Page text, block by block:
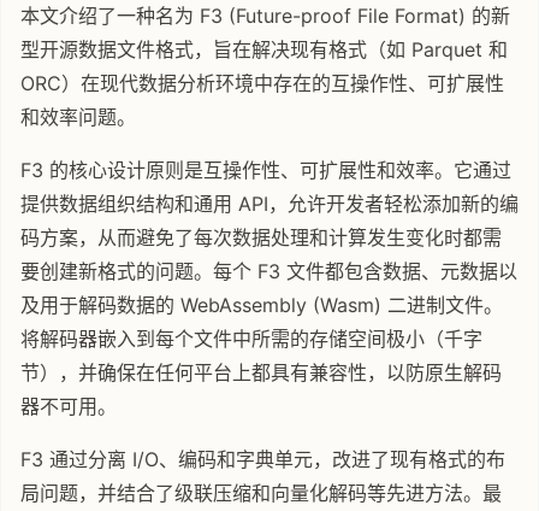
本文介绍了一种名为 F3 (Future-proof File Format) 的新
型开源数据文件格式，旨在解决现有格式（如 Parquet 和
ORC）在现代数据分析环境中存在的互操作性、可扩展性
和效率问题。
F3 的核心设计原则是互操作性、可扩展性和效率。它通过
提供数据组织结构和通用 API，允许开发者轻松添加新的编
码方案，从而避免了每次数据处理和计算发生变化时都需
要创建新格式的问题。每个 F3 文件都包含数据、元数据以
及用于解码数据的 WebAssembly (Wasm) 二进制文件。
将解码器嵌入到每个文件中所需的存储空间极小（千字
节），并确保在任何平台上都具有兼容性，以防原生解码
器不可用。
F3 通过分离 I/O、编码和字典单元，改进了现有格式的布
局问题，并结合了级联压缩和向量化解码等先进方法。最